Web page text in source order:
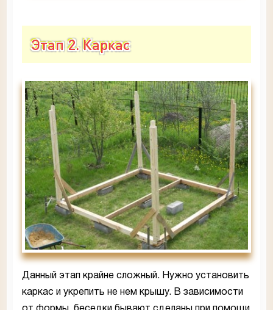
Этап 2. Каркас
Данный этап крайне сложный. Нужно установить
каркас и укрепить не нем крышу. В зависимости